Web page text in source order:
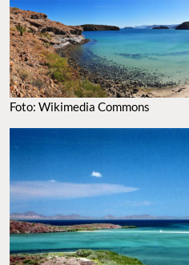
Foto: Wikimedia Commons